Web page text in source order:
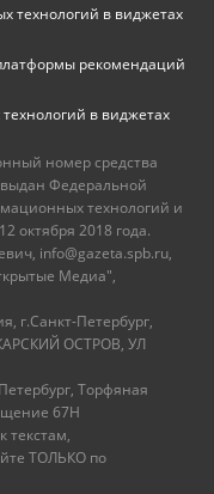
технологий в виджетах
рекомендаций
в виджетах
номер средства
Федеральной
технологий и
октября 2018 года.
info@gazeta.spb.ru,
Медиа",
г.Санкт-Петербург,
ОСТРОВ, УЛ
Торфяная
67Н
текстам,
ТОЛЬКО по